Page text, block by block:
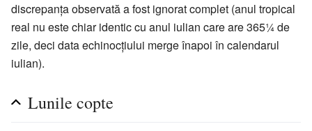
discrepanța observată a fost ignorat complet (anul tropical
real nu este chiar identic cu anul iulian care are 365¼ de
zile, deci data echinocțiului merge înapoi în calendarul
iulian).
Lunile copte